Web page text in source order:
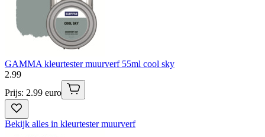
GAMMA kleurtester muurverf 55ml cool sky
2.99
Prijs: 2.99 euro
Bekijk alles in kleurtester muurverf